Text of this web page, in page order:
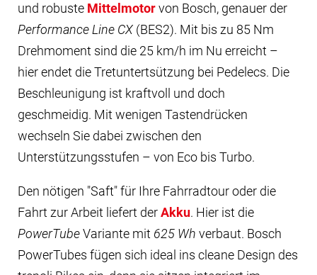
und robuste Mittelmotorvon Bosch, genauer der
Performance Line CX (BES2). Mit bis zu 85 Nm
Drehmoment sind die 25 km/h im Nu erreicht –
hier endet die Tretuntertsützung bei Pedelecs. Die
Beschleunigung ist kraftvoll und doch
geschmeidig. Mit wenigen Tastendrücken
wechseln Sie dabei zwischen den
Unterstützungsstufen – von Eco bis Turbo.
Den nötigen "Saft" für Ihre Fahrradtour oder die
Fahrt zur Arbeit liefert derAkku. Hier ist die
PowerTubeVariante mit 625 Wh verbaut. Bosch
PowerTubes fügen sich ideal ins cleane Design des